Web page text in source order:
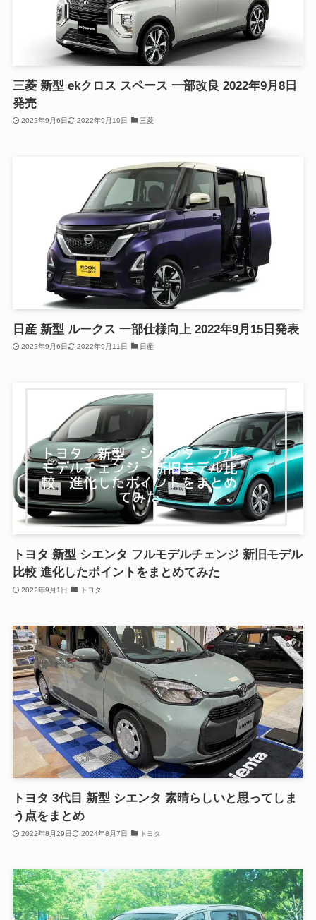
三菱 新型 ekクロス スペース 一部改良 2022年9月8日
発売
2022年9月6日 2022年9月10日 三菱
日産 新型 ルークス 一部仕様向上 2022年9月15日発表
2022年9月6日 2022年9月11日 日産
トヨタ 新型 シエンタ フルモデルチェンジ 新旧モデル
比較 進化したポイントをまとめてみた
2022年9月1日 トヨタ
トヨタ 3代目 新型 シエンタ 素晴らしいと思ってしま
う点をまとめ
2022年8月29日 2024年8月7日 トヨタ